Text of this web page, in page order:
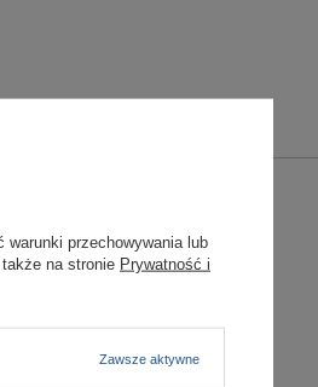
warunki przechowywania lub
na stronie Prywatność i
Zawsze aktywne